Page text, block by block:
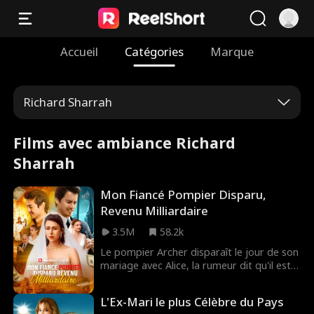
Accueil Catégories Marque
Richard Sharrah
Films avec ambiance Richard
Sharrah
Mon Fiancé Pompier Disparu,
Revenu Milliardaire
3.5M
58.2k
Le pompier Archer disparaît le jour de son
mariage avec Alice, la rumeur dit qu'il est
prétendant louche, Philip. Lors du nouveau
L'Ex-Mari le plus Célèbre du Pays